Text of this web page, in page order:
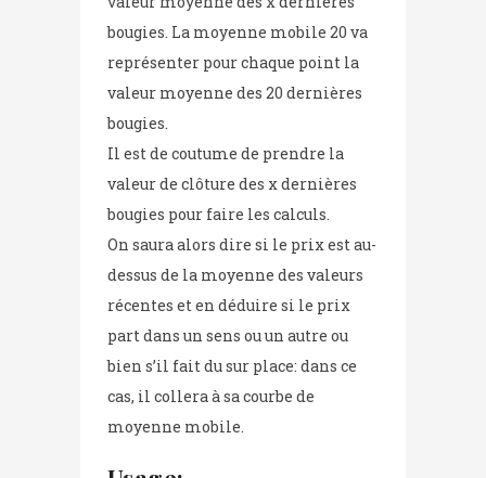
bougies. La moyenne mobile 20 va
représenter pour chaque point la
valeur moyenne des 20 dernières
bougies.
Il est de coutume de prendre la
valeur de clôture des x dernières
bougies pour faire les calculs.
On saura alors dire si le prix est au-
dessus de la moyenne des valeurs
récentes et en déduire si le prix
part dans un sens ou un autre ou
bien s’il fait du sur place: dans ce
cas, il collera à sa courbe de
moyenne mobile.